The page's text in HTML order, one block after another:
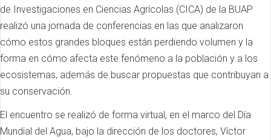
de Investigaciones en Ciencias Agrícolas (CICA) de la BUAP
realizó una jornada de conferencias en las que analizaron
cómo estos grandes bloques están perdiendo volumen y la
forma en cómo afecta este fenómeno a la población y a los
ecosistemas, además de buscar propuestas que contribuyan a
su conservación.
El encuentro se realizó de forma virtual, en el marco del Día
Mundial del Agua, bajo la dirección de los doctores, Víctor